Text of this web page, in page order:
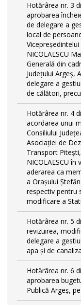
Hotărârea nr. 3
aprobarea
de delegare a
local de
NICOLAESCU
Generală din
Județului Argeș,
delegare a
de călători,
Hotărârea nr. 4
acordarea unui
Consiliului
Asociației de
Transport
NICOLAESCU
aderarea ca
a Orașului
respectiv pentru
modificare a
Hotărârea nr. 5
revizuirea,
delegare a
apa și de
Hotărârea nr. 6
aprobarea
Publică Argeș,